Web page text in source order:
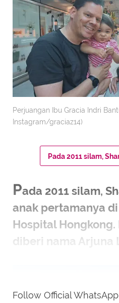
Perjuangan Ibu Gracia Indri
Instagram/graciaz14)
Pada 2011 silam,
anak pertamanya
Hospital
diberi nama Arjuna
Follow Official